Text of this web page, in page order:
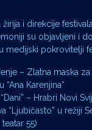
i direkcije
su objavljeni i
medijski pokrovitelji
– Zlatna maska
“Ana Karenjina“
– Hrabri Novi
“Ljubičasto” u režiji
55)